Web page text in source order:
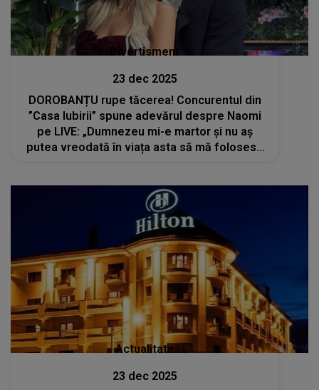
Divertisment
23 dec 2025
DOROBANȚU rupe tăcerea! Concurentul din
”Casa Iubirii” spune adevărul despre Naomi
pe LIVE: „Dumnezeu mi-e martor și nu aș
putea vreodată în viața asta să mă folosesc
Actualitate
23 dec 2025